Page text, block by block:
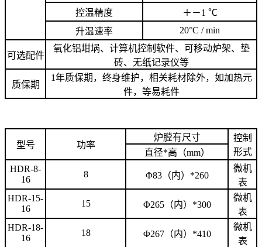
控温精度
＋－1 ℃
升温速率
20°C / min
可选配件
氧化铝坩埚、计算机控制软件、可移动炉架、垫
砖、无纸记录仪等
质保期
1年质保期，终身维护，相关耗材除外，如加热元
件，等易耗件
型号 功率
炉膛有尺寸
控制
形式
直径*高（mm）
HDR-8-
16
8 Φ83（内）*260
微机
表
HDR-15-
16
15 Φ265（内）*300
微机
表
HDR-18-
16
18 Φ267（内）*410
微机
表